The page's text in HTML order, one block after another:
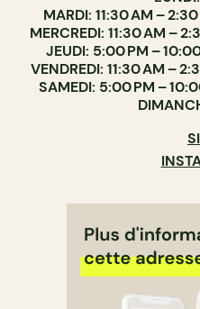
MARDI: 11:30 AM –
MERCREDI: 11:30 AM –
JEUDI: 5:00 PM –
VENDREDI: 11:30 AM –
SAMEDI: 5:00 PM –